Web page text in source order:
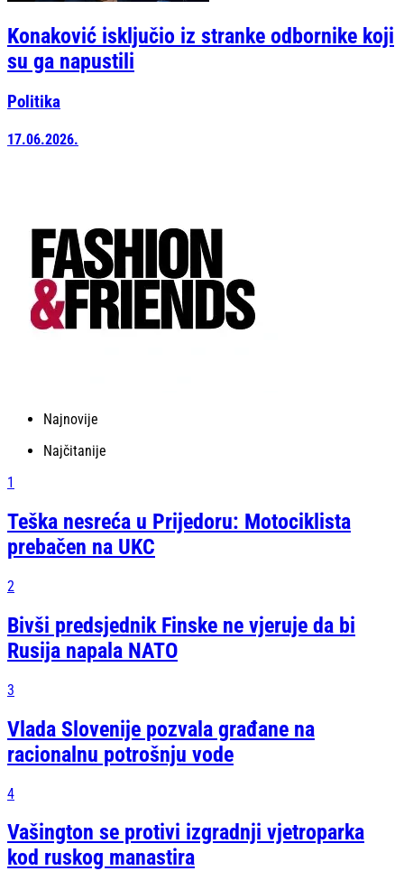
Konaković isključio iz stranke odbornike koji
su ga napustili
Politika
17.06.2026.
Najnovije
Najčitanije
1
Teška nesreća u Prijedoru: Motociklista
prebačen na UKC
2
Bivši predsjednik Finske ne vjeruje da bi
Rusija napala NATO
3
Vlada Slovenije pozvala građane na
racionalnu potrošnju vode
4
Vašington se protivi izgradnji vjetroparka
kod ruskog manastira